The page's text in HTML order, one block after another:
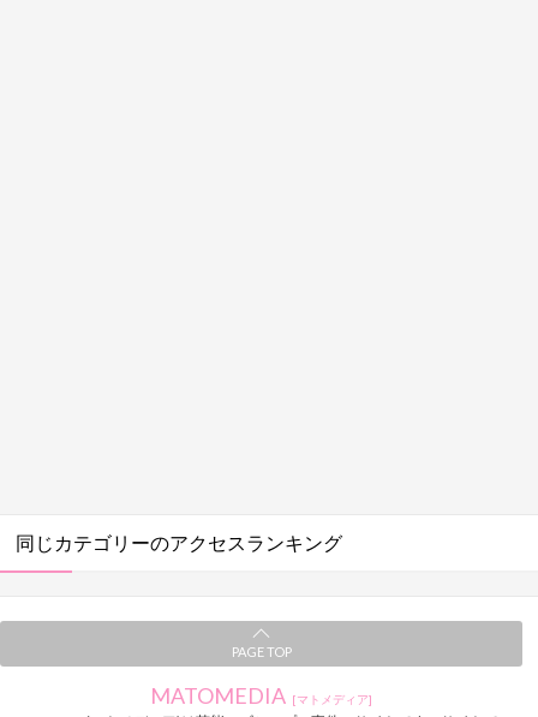
同じカテゴリーのアクセスランキング
PAGE TOP
MATOMEDIA [マトメディア]